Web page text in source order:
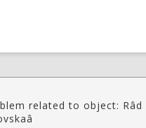
related to object: Râd